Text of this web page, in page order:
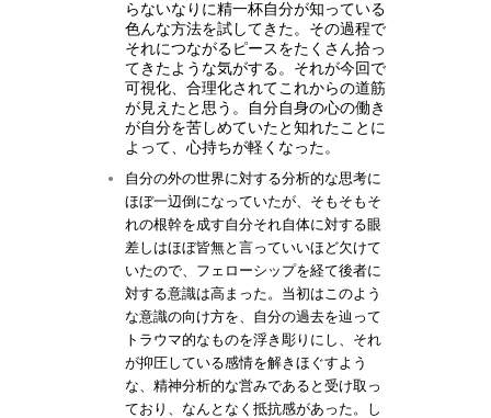
らないなりに精一杯自分が知っている
色んな方法を試してきた。その過程で
それにつながるピースをたくさん拾っ
てきたような気がする。それが今回で
可視化、合理化されてこれからの道筋
が見えたと思う。自分自身の心の働き
が自分を苦しめていたと知れたことに
よって、心持ちが軽くなった。
自分の外の世界に対する分析的な思考に
ほぼ一辺倒になっていたが、そもそもそ
れの根幹を成す自分それ自体に対する眼
差しはほぼ皆無と言っていいほど欠けて
いたので、フェローシップを経て後者に
対する意識は高まった。当初はこのよう
な意識の向け方を、自分の過去を辿って
トラウマ的なものを浮き彫りにし、それ
が抑圧している感情を解きほぐすよう
な、精神分析的な営みであると受け取っ
ており、なんとなく抵抗感があった。し